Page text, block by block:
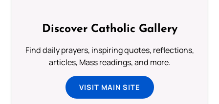
Discover Catholic Gallery
Find daily prayers, inspiring quotes, reflections,
articles, Mass readings, and more.
VISIT MAIN SITE